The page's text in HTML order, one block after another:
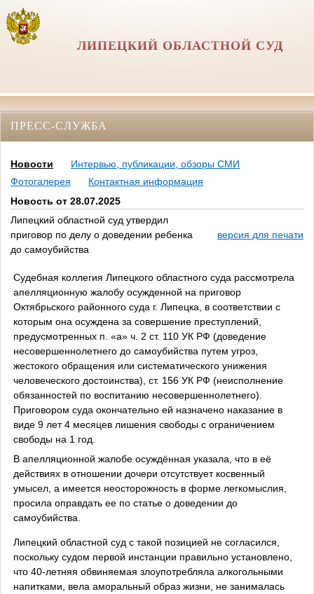
ЛИПЕЦКИЙ ОБЛАСТНОЙ СУД
ПРЕСС-СЛУЖБА
Новости
Интервью, публикации, обзоры СМИ
Фотогалерея
Контактная информация
Новость от 28.07.2025
Липецкий областной суд утвердил
приговор по делу о доведении ребенка
до самоубийства
версия для печати
Судебная коллегия Липецкого областного суда рассмотрела
апелляционную жалобу осужденной на приговор
Октябрьского районного суда г. Липецка, в соответствии с
которым она осуждена за совершение преступлений,
предусмотренных п. «а» ч. 2 ст. 110 УК РФ (доведение
несовершеннолетнего до самоубийства путем угроз,
жестокого обращения или систематического унижения
человеческого достоинства), ст. 156 УК РФ (неисполнение
обязанностей по воспитанию несовершеннолетнего).
Приговором суда окончательно ей назначено наказание в
виде 9 лет 4 месяцев лишения свободы с ограничением
свободы на 1 год.
В апелляционной жалобе осуждённая указала, что в её
действиях в отношении дочери отсутствует косвенный
умысел, а имеется неосторожность в форме легкомыслия,
просила оправдать ее по статье о доведении до
самоубийства.
Липецкий областной суд с такой позицией не согласился,
поскольку судом первой инстанции правильно установлено,
что 40-летняя обвиняемая злоупотребляла алкогольными
напитками, вела аморальный образ жизни, не занималась